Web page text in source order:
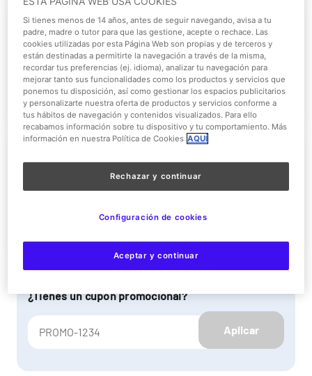
Paquete VIP Adulto (desde
140cm de altura)
Más información
140cm de altura)
Más información
¿Tienes un cupón promocional?
Aplicar
Si tienes menos de 14 años, antes de seguir navegando, avisa a tu
padre, madre o tutor para que las gestione, acepte o rechace. Las
cookies utilizadas por esta Página Web son propias y de terceros y
están destinadas a permitirte la navegación a través de la misma,
recordar tus preferencias (ej. idioma), analizar tu navegación para
mejorar tanto sus funcionalidades como los productos y servicios que
ponemos tu disposición, así como gestionar los espacios publicitarios
y personalizarte nuestra oferta de productos y servicios conforme a
tus hábitos de navegación y contenidos visualizados. Para ello
recabamos información sobre tu dispositivo y tu comportamiento. Más
información en nuestra Política de Cookies AQUÍ
Rechazar y continuar
Aceptar y continuar
Configuración de cookies